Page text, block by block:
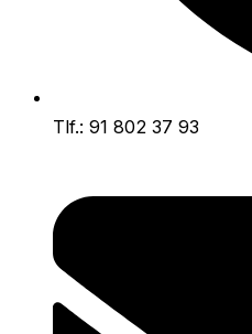
Tlf.: 91 802 37 93